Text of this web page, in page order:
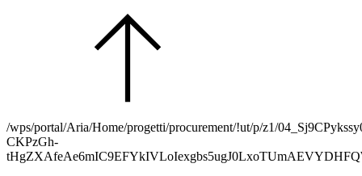
/wps/portal/Aria/Home/progetti/procurement/!ut/p/z1/
CKPzGh-